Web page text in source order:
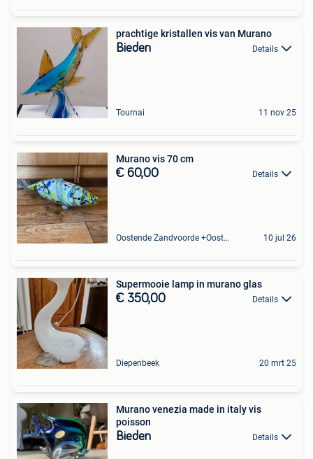
prachtige kristallen vis van Murano
Bieden Details
Tournai 11 nov 25
Murano vis 70 cm
€ 60,00 Details
Oostende Zandvoorde +Oostende 10 jul 26
Supermooie lamp in murano glas
€ 350,00 Details
Diepenbeek 20 mrt 25
Murano venezia made in italy vis
poisson
Bieden Details